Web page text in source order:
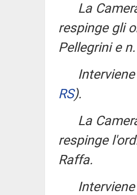
La
respinge gli
Pellegrini e n.
RS).
La
respinge
Raffa.